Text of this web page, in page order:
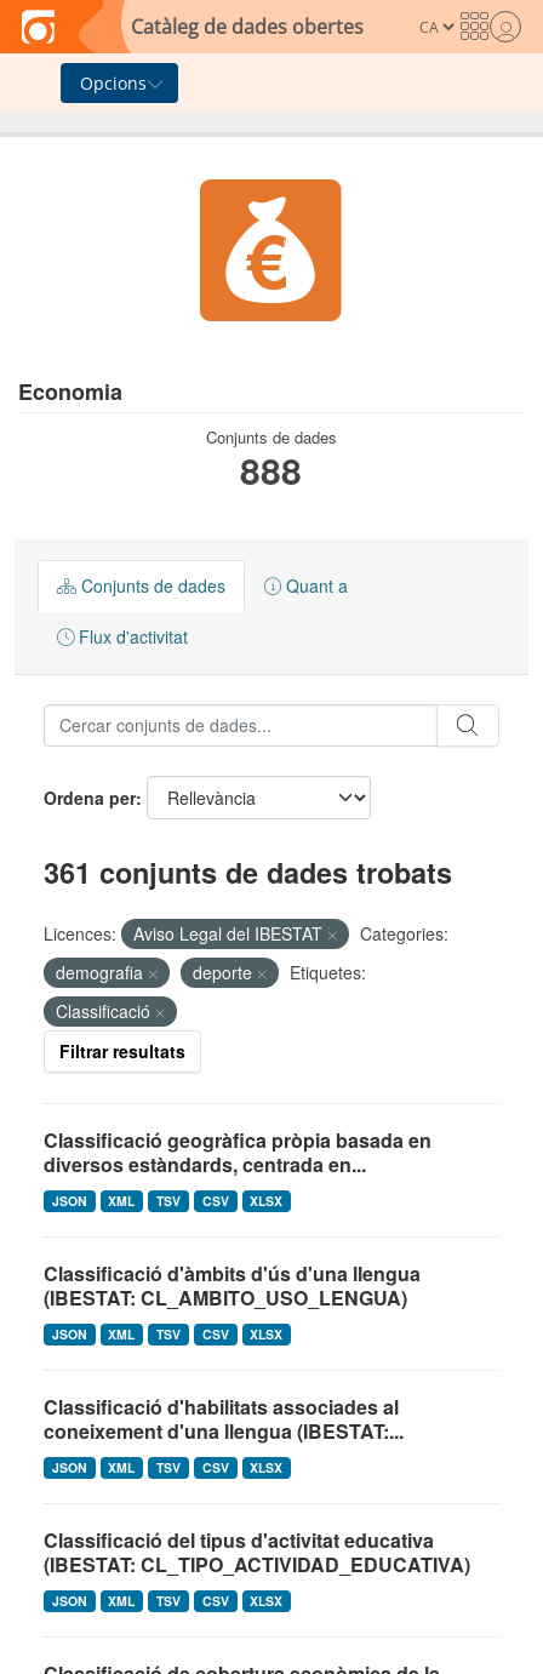
Skip to main content
Catàleg de dades obertes
Opcions
Economia
Conjunts de dades
888
Conjunts de dades Quant a
Flux d'activitat
Ordena per
361 conjunts de dades trobats
Licences: Aviso Legal del IBESTAT
Categories:
demografia
deporte
Etiquetes:
Classificació
Filtrar resultats
Classificació geogràfica pròpia basada en
diversos estàndards, centrada en...
JSON XML TSV CSV XLSX
Classificació d'àmbits d'ús d'una llengua
(IBESTAT: CL_AMBITO_USO_LENGUA)
JSON XML TSV CSV XLSX
Classificació d'habilitats associades al
coneixement d'una llengua (IBESTAT:...
JSON XML TSV CSV XLSX
Classificació del tipus d'activitat educativa
(IBESTAT: CL_TIPO_ACTIVIDAD_EDUCATIVA)
JSON XML TSV CSV XLSX